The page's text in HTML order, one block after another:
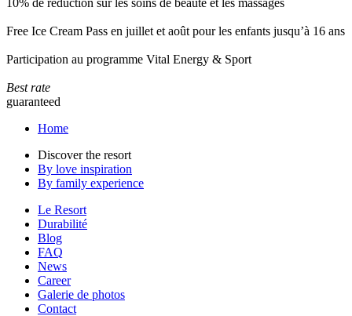
10% de réduction sur les soins de beauté et les massages
Free Ice Cream Pass en juillet et août pour les enfants jusqu’à 16 ans
Participation au programme Vital Energy & Sport
Best rate
guaranteed
Home
Discover the resort
By love inspiration
By family experience
Le Resort
Durabilité
Blog
FAQ
News
Career
Galerie de photos
Contact